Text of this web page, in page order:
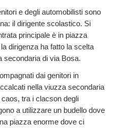
e degli automobilisti sono
il dirigente scolastico. Si
principale è in piazza
dirigenza ha fatto la scelta
secondaria di via Bosa.
dai genitori in
nella viuzza secondaria
tra i clacson degli
a utilizzare un budello dove
piazza enorme dove ci